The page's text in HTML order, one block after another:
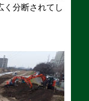
く分断されてし